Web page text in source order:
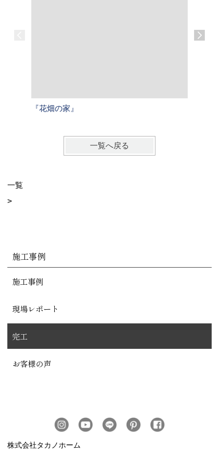
『花畑の家』
一覧へ戻る
一覧
施工事例
施工事例
現場レポート
完工
お客様の声
株式会社タカノホーム